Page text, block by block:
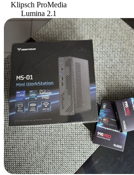
Klipsch ProMedia
Lumina 2.1